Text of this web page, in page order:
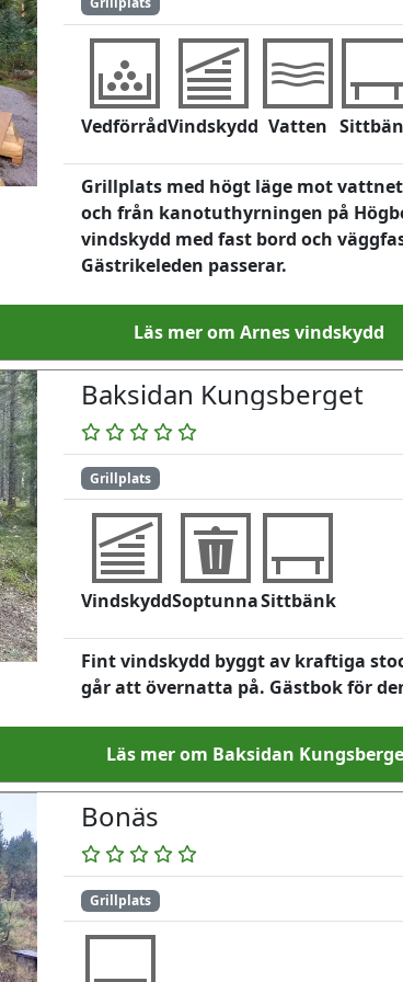
VedförrådVindskydd Vatten
Grillplats med högt läge mot
och från kanotuthyrningen på
vindskydd med fast bord och
Gästrikeleden passerar.
Läs mer om Arnes vindskydd
Baksidan Kungsberget
Grillplats
VindskyddSoptunnaSittbänk
Fint vindskydd byggt av kraftiga
går att övernatta på. Gästbok för
Läs mer om Baksidan
Bonäs
Grillplats